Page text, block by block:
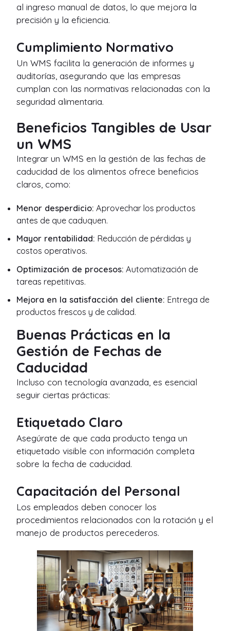
al ingreso manual de datos, lo que mejora la
precisión y la eficiencia.
Cumplimiento Normativo
Un WMS facilita la generación de informes y
auditorías, asegurando que las empresas
cumplan con las normativas relacionadas con la
seguridad alimentaria.
Beneficios Tangibles de Usar
un WMS
Integrar un WMS en la gestión de las fechas de
caducidad de los alimentos ofrece beneficios
claros, como:
Menor desperdicio: Aprovechar los productos
antes de que caduquen.
Mayor rentabilidad: Reducción de pérdidas y
costos operativos.
Optimización de procesos: Automatización de
tareas repetitivas.
Mejora en la satisfacción del cliente: Entrega de
productos frescos y de calidad.
Buenas Prácticas en la
Gestión de Fechas de
Caducidad
Incluso con tecnología avanzada, es esencial
seguir ciertas prácticas:
Etiquetado Claro
Asegúrate de que cada producto tenga un
etiquetado visible con información completa
sobre la fecha de caducidad.
Capacitación del Personal
Los empleados deben conocer los
procedimientos relacionados con la rotación y el
manejo de productos perecederos.